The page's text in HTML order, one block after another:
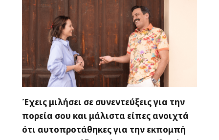
Έχεις μιλήσει σε συνεντεύξεις για την
πορεία σου και μάλιστα είπες ανοιχτά
ότι αυτοπροτάθηκες για την εκπομπή